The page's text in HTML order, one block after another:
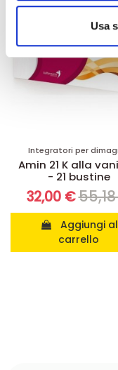
analizzare il nostro
informazioni sul
nostri partner che si
pubblicità e social
con altre
raccolto dal suo
Usa
Integratori per
Amin 21 K alla
- 21 bustine
32,00 €
carrello